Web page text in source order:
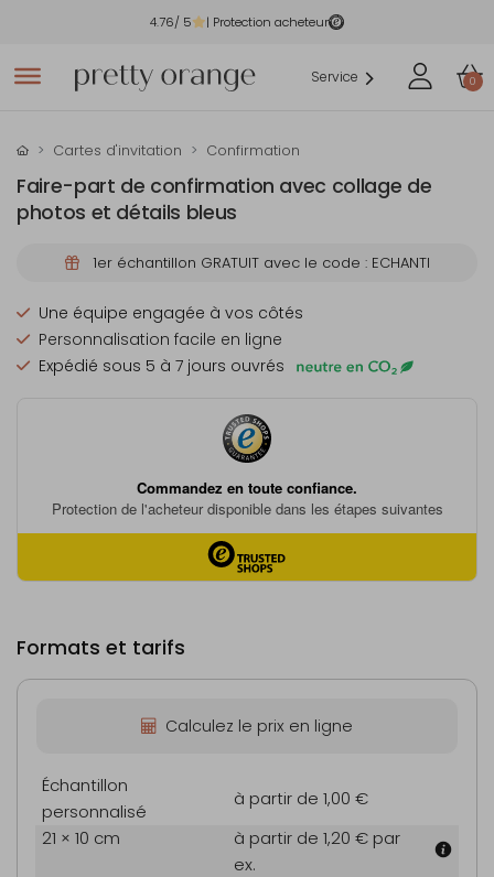
4.76/ 5 | Protection acheteur
Service 0
Cartes d'invitation Confirmation
Faire-part de confirmation avec collage de
photos et détails bleus
1er échantillon GRATUIT avec le code : ECHANTI
Une équipe engagée à vos côtés
Personnalisation facile en ligne
Expédié sous 5 à 7 jours ouvrés
Formats et tarifs
Calculez le prix en ligne
Échantillon
personnalisé
à partir de 1,00 €
21 × 10 cm
à partir de 1,20 € par
ex.